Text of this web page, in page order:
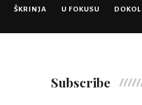
ŠKRINJA U FOKUSU
Subscribe